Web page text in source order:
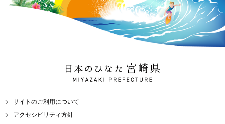
日本のひなた 宮崎県
MIYAZAKI PREFECTURE
サイトのご利用について
アクセシビリティ方針